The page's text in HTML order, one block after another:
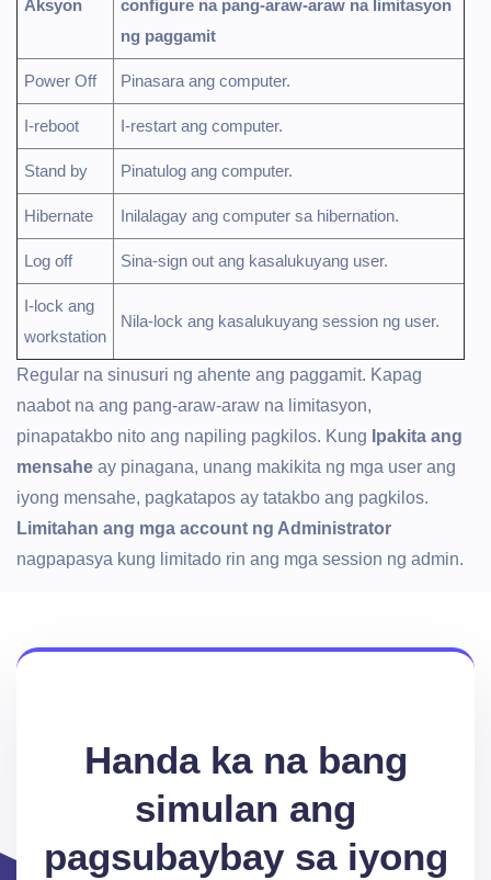
Aksyon
configure na pang-araw-araw na limitasyon
ng paggamit
Power Off Pinasara ang computer.
I-reboot I-restart ang computer.
Stand by Pinatulog ang computer.
Hibernate Inilalagay ang computer sa hibernation.
Log off Sina-sign out ang kasalukuyang user.
I-lock ang
workstation
Nila-lock ang kasalukuyang session ng user.
Regular na sinusuri ng ahente ang paggamit. Kapag
naabot na ang pang-araw-araw na limitasyon,
pinapatakbo nito ang napiling pagkilos. Kung Ipakita ang
mensahe ay pinagana, unang makikita ng mga user ang
iyong mensahe, pagkatapos ay tatakbo ang pagkilos.
Limitahan ang mga account ng Administrator
nagpapasya kung limitado rin ang mga session ng admin.
Handa ka na bang
simulan ang
pagsubaybay sa iyong